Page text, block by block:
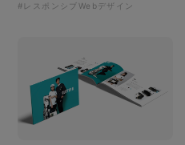
#レスポンシブWebデザイン